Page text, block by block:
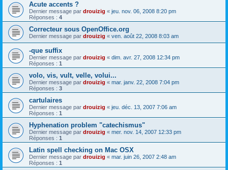
Acute accents ?
Dernier message par drouizig « jeu. nov. 06, 2008 8:20 pm
Réponses : 4
Correcteur sous OpenOffice.org
Dernier message par drouizig « ven. août 22, 2008 8:03 am
-que suffix
Dernier message par drouizig « dim. avr. 27, 2008 12:34 pm
Réponses : 1
volo, vis, vult, velle, volui...
Dernier message par drouizig « mar. janv. 22, 2008 7:04 pm
Réponses : 3
cartulaires
Dernier message par drouizig « jeu. déc. 13, 2007 7:06 am
Réponses : 1
Hyphenation problem "catechismus"
Dernier message par drouizig « mer. nov. 14, 2007 12:33 pm
Réponses : 1
Latin spell checking on Mac OSX
Dernier message par drouizig « mar. juin 26, 2007 2:48 am
Réponses : 1